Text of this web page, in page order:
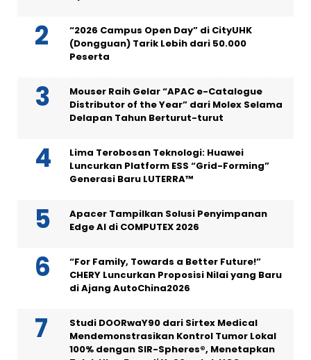
“2026 Campus Open Day” di CityUHK
(Dongguan) Tarik Lebih dari 50.000
Peserta
Mouser Raih Gelar “APAC e-Catalogue
Distributor of the Year” dari Molex Selama
Delapan Tahun Berturut-turut
Lima Terobosan Teknologi: Huawei
Luncurkan Platform ESS “Grid-Forming”
Generasi Baru LUTERRA™
Apacer Tampilkan Solusi Penyimpanan
Edge AI di COMPUTEX 2026
“For Family, Towards a Better Future!”
CHERY Luncurkan Proposisi Nilai yang Baru
di Ajang AutoChina2026
Studi DOORwaY90 dari Sirtex Medical
Mendemonstrasikan Kontrol Tumor Lokal
100% dengan SIR-Spheres®, Menetapkan